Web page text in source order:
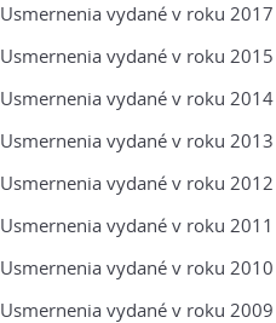
Usmernenia vydané v roku 2017
Usmernenia vydané v roku 2015
Usmernenia vydané v roku 2014
Usmernenia vydané v roku 2013
Usmernenia vydané v roku 2012
Usmernenia vydané v roku 2011
Usmernenia vydané v roku 2010
Usmernenia vydané v roku 2009